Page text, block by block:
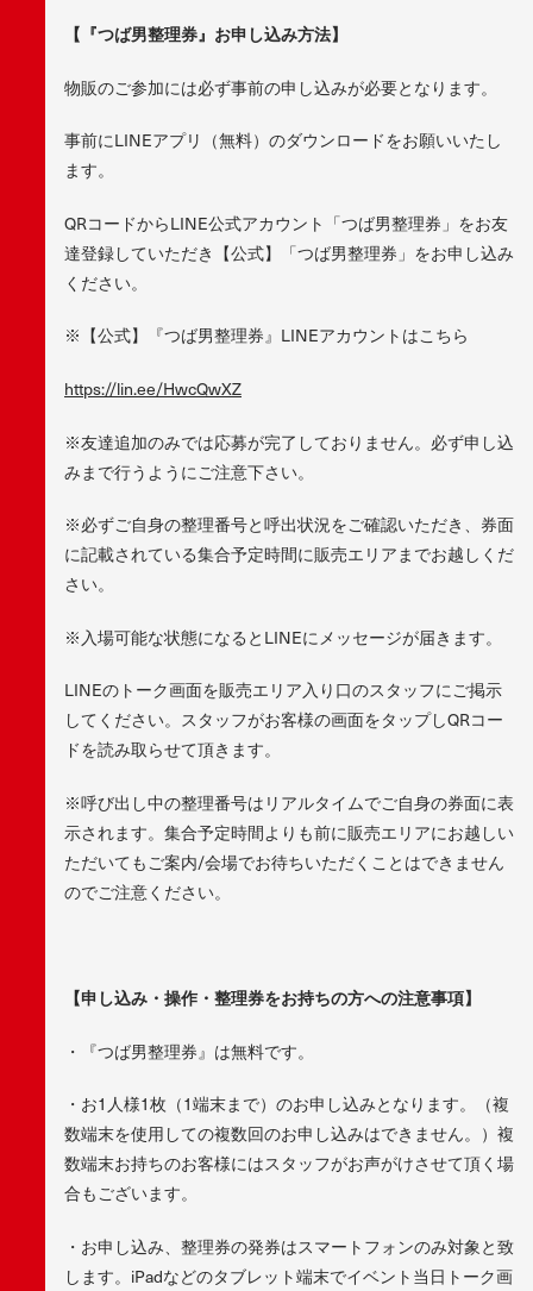
【『つば男整理券』お申し込み方法】
物販のご参加には必ず事前の申し込みが必要となります。
事前にLINEアプリ（無料）のダウンロードをお願いいたし
ます。
QRコードからLINE公式アカウント「つば男整理券」をお友
達登録していただき【公式】「つば男整理券」をお申し込み
ください。
※【公式】『つば男整理券』LINEアカウントはこちら
https://lin.ee/HwcQwXZ
※友達追加のみでは応募が完了しておりません。必ず申し込
みまで行うようにご注意下さい。
※必ずご自身の整理番号と呼出状況をご確認いただき、券面
に記載されている集合予定時間に販売エリアまでお越しくだ
さい。
※入場可能な状態になるとLINEにメッセージが届きます。
LINEのトーク画面を販売エリア入り口のスタッフにご掲示
してください。スタッフがお客様の画面をタップしQRコー
ドを読み取らせて頂きます。
※呼び出し中の整理番号はリアルタイムでご自身の券面に表
示されます。集合予定時間よりも前に販売エリアにお越しい
ただいてもご案内/会場でお待ちいただくことはできません
のでご注意ください。
【申し込み・操作・整理券をお持ちの方への注意事項】
・『つば男整理券』は無料です。
・お1人様1枚（1端末まで）のお申し込みとなります。（複
数端末を使用しての複数回のお申し込みはできません。）複
数端末お持ちのお客様にはスタッフがお声がけさせて頂く場
合もございます。
・お申し込み、整理券の発券はスマートフォンのみ対象と致
します。iPadなどのタブレット端末でイベント当日トーク画